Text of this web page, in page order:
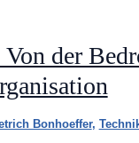
der
Bonhoeffer,